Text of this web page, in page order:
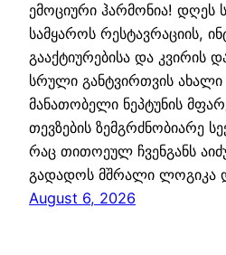
ემოციური ჰარმონია! დღეს
სამყაროს რესტავრაციის,
გააქტიურებისა და კვირის
სრული განტვირთვის ახალი
მანათობელი ნეპტუნის
თევზების ზემგრძნობიარე
რაც თითოეულ ჩვენგანს
გადადოს მშრალი ლოგიკა
August 6, 2026